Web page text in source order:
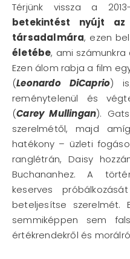
Térjünk vissza a
betekintést nyújt az
társadalmára, ezen
életébe, ami számunkra
Ezen álom rabja a film
(Leonardo DiCaprio)
reménytelenül és
(Carey Mullingan).
szerelmétől, majd
hatékony – üzleti
ranglétrán, Daisy
Buchananhez. A
keserves
beteljesítse szerelmét.
semmiképpen sem
értékrendekről és